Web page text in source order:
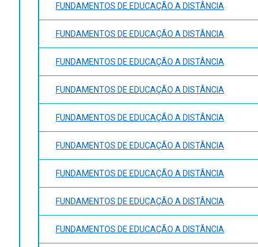
FUNDAMENTOS DE EDUCAÇÃO A DISTÂNCIA
FUNDAMENTOS DE EDUCAÇÃO A DISTÂNCIA
FUNDAMENTOS DE EDUCAÇÃO A DISTÂNCIA
FUNDAMENTOS DE EDUCAÇÃO A DISTÂNCIA
FUNDAMENTOS DE EDUCAÇÃO A DISTÂNCIA
FUNDAMENTOS DE EDUCAÇÃO A DISTÂNCIA
FUNDAMENTOS DE EDUCAÇÃO A DISTÂNCIA
FUNDAMENTOS DE EDUCAÇÃO A DISTÂNCIA
FUNDAMENTOS DE EDUCAÇÃO A DISTÂNCIA